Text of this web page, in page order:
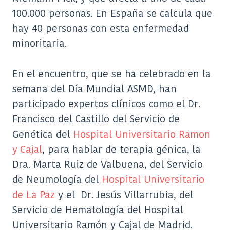
100.000 personas. En España se calcula que
hay 40 personas con esta enfermedad
minoritaria.
En el encuentro, que se ha celebrado en la
semana del Día Mundial ASMD, han
participado expertos clínicos como el Dr.
Francisco del Castillo del Servicio de
Genética del Hospital Universitario Ramon
y Cajal, para hablar de terapia génica, la
Dra. Marta Ruiz de Valbuena, del Servicio
de Neumología del Hospital Universitario
de La Paz y el Dr. Jesús Villarrubia, del
Servicio de Hematología del Hospital
Universitario Ramón y Cajal de Madrid.